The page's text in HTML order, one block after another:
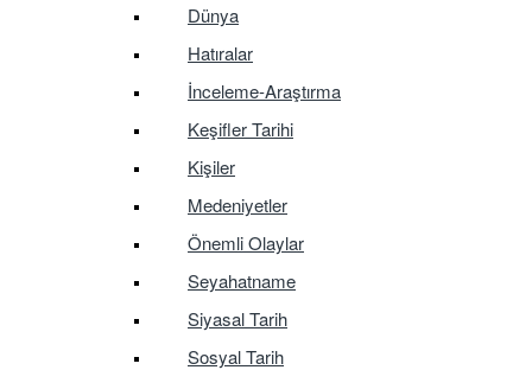
Dünya
Hatıralar
İnceleme-Araştırma
Keşifler Tarihi
Kişiler
Medeniyetler
Önemli Olaylar
Seyahatname
Siyasal Tarih
Sosyal Tarih